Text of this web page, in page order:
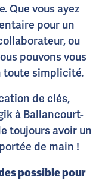
Que vous ayez
pour un
ou
pouvons vous
toute simplicité.
de clés,
à Ballancourt-
toujours avoir un
de main !
possible pour